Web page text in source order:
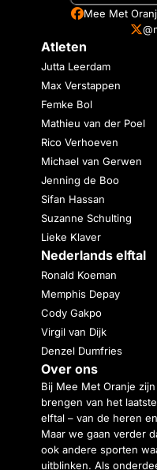
Mee Met
Atleten
Jutta Leerdam
Max Verstappen
Femke Bol
Mathieu van der Poel
Rico Verhoeven
Michael van Gerwen
Jenning de Boo
Sifan Hassan
Suzanne Schulting
Lieke Klaver
Nederlands elftal
Ronald Koeman
Memphis Depay
Cody Gakpo
Virgil van Dijk
Denzel Dumfries
Over ons
Bij Mee Met Oranje
brengen van het
elftal – van de heren
Maar we gaan verder
ook andere sporten
uitblinken. Als